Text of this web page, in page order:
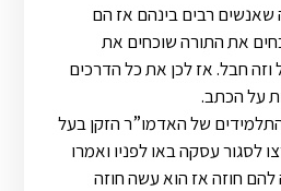
שאנשים רבים בינהם אז הם
את התורה שוכחים את
חבל. אז לכן את כל הדרכים
על הכתב.
של האדמו”ר הזקן בעל
לסגור עסקה באו לפניו ואמרו
חוזה אז הוא עשה חוזה